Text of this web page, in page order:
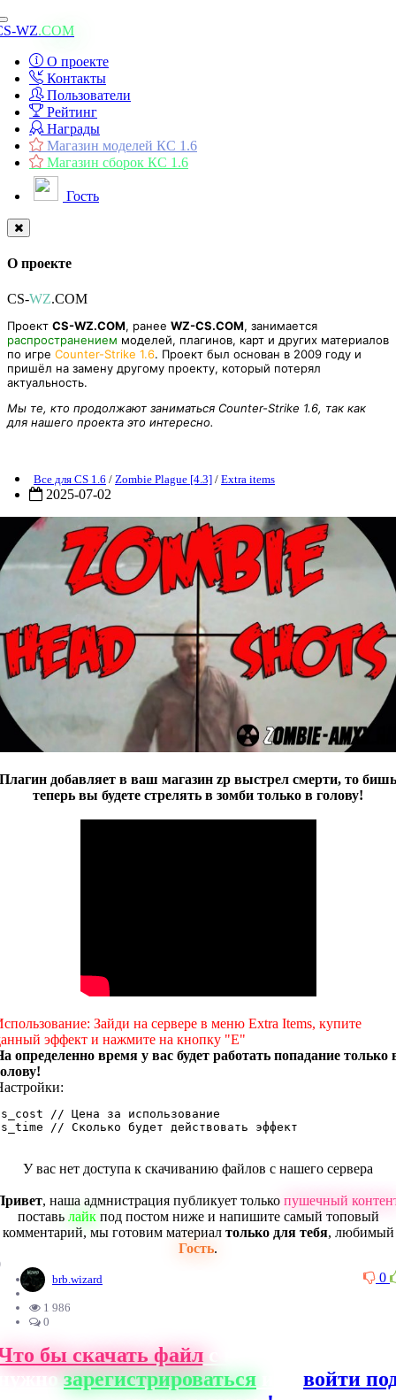
Toggle
navigation
WZ.COM
О проекте
Контакты
Пользователи
Рейтинг
Награды
Магазин моделей КС 1.6
Магазин сборок КС 1.6
Гость
О проекте
CS-WZ.COM
Проект CS-WZ.COM, ранее WZ-CS.COM, занимается
распространением моделей, плагинов, карт и других материалов
по игре Counter-Strike 1.6. Проект был основан в 2009 году и
пришёл на замену другому проекту, который потерял
актуальность.
Мы те, кто продолжают заниматься Counter-Strike 1.6, так как
для нашего проекта это интересно.
Все для CS 1.6 / Zombie Plague [4.3] / Extra items
2025-07-02
Плагин добавляет в ваш магазин zp выстрел смерти, то бишь
теперь вы будете стрелять в зомби только в голову!
Зайди на сервере в меню Extra Items, купите
эффект и нажмите на кнопку "E"
определенно время у вас будет работать попадание только
// Цена за использование
// Сколько будет действовать эффект
У вас нет доступа к скачиванию файлов с нашего сервера
, наша адмнистрация публикует только пушечный
поставь лайкпод постом ниже и напишите самый топовый
комментарий, мы готовим материал только для тебя, любимый
Гость.
0
brb.wizard
1 986
0
бы скачать файлс нашего сайта,
зарегистрироваться
войти